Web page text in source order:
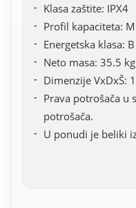
Klasa zaštite: IPX4
Profil kapaciteta: M
Energetska klasa: B
Neto masa: 35.5 kg
Dimenzije VxDxŠ:
Prava potrošača u
potrošača.
U ponudi je beliki